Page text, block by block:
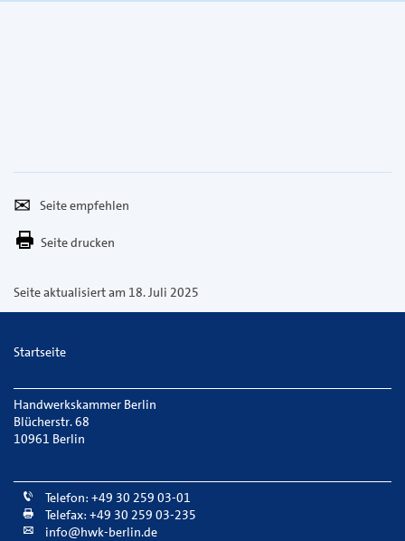
empfehlen
Per
E-
versenden
Seite drucken
Seite aktualisiert am 18. Juli 2025
Startseite
Handwerkskammer Berlin
Blücherstr. 68
10961 Berlin
Telefon: +49 30 259 03-01
Telefax: +49 30 259 03-235
info@hwk-berlin.de